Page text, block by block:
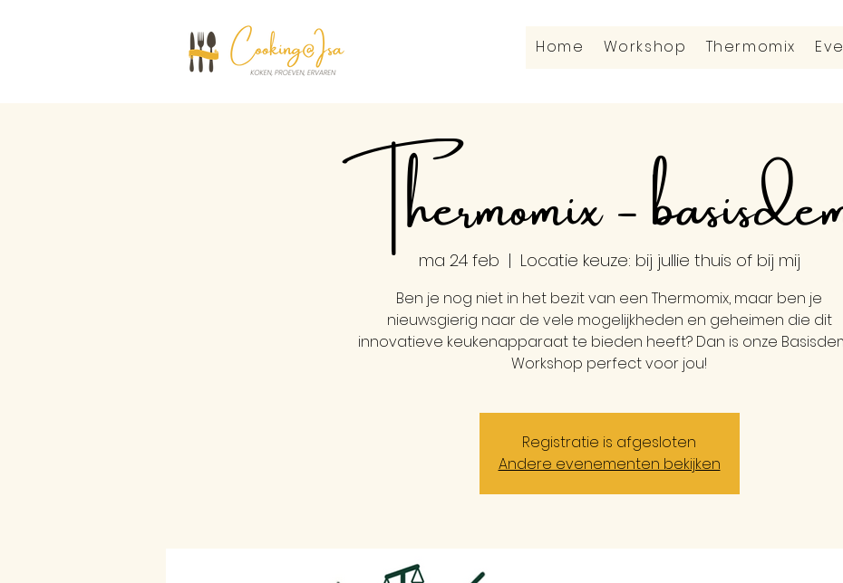
Home Workshop Thermomix
Thermomix -
ma 24 feb
  |
Locatie keuze: bij jullie thuis of bij mij
Ben je nog niet in het bezit van een Thermomix, maar ben je
nieuwsgierig naar de vele mogelijkheden en geheimen die dit
innovatieve keukenapparaat te bieden heeft? Dan is onze
Workshop perfect voor jou!
Registratie is afgesloten
Andere evenementen bekijken